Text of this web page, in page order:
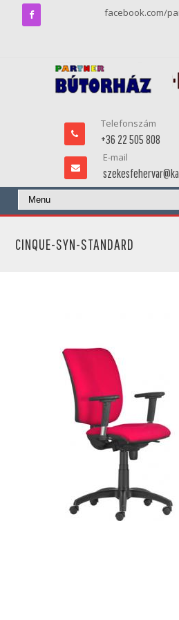
facebook.com/
Telefonszám
+36 22 505 808
E-mail
CINQUE-SYN-STANDARD